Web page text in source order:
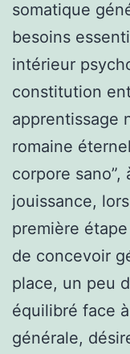
somatique
besoins
intérieur
constitution
apprentissage
romaine
corpore sano”,
jouissance,
première étape
de concevoir
place, un peu
équilibré face
générale,